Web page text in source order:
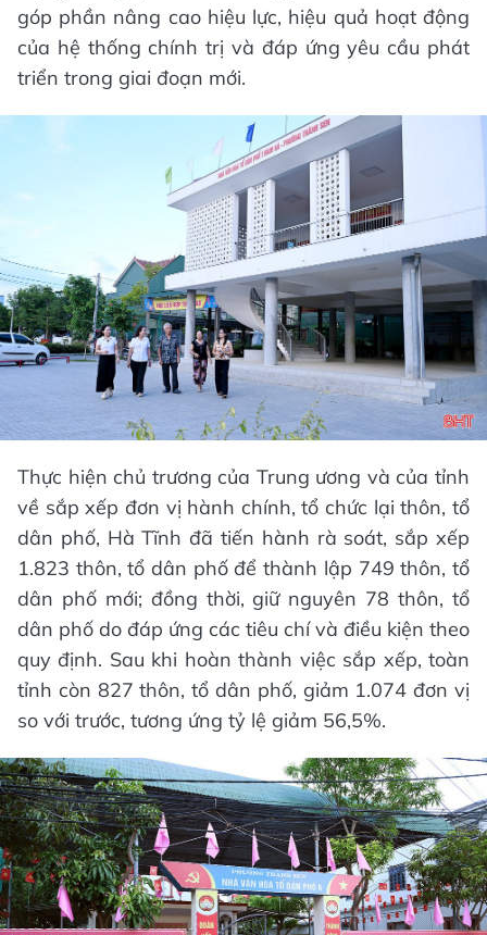
góp phần nâng cao hiệu lực, hiệu quả hoạt động
của hệ thống chính trị và đáp ứng yêu cầu phát
triển trong giai đoạn mới.
Thực hiện chủ trương của Trung ương và của tỉnh
về sắp xếp đơn vị hành chính, tổ chức lại thôn, tổ
dân phố, Hà Tĩnh đã tiến hành rà soát, sắp xếp
1.823 thôn, tổ dân phố để thành lập 749 thôn, tổ
dân phố mới; đồng thời, giữ nguyên 78 thôn, tổ
dân phố do đáp ứng các tiêu chí và điều kiện theo
quy định. Sau khi hoàn thành việc sắp xếp, toàn
tỉnh còn 827 thôn, tổ dân phố, giảm 1.074 đơn vị
so với trước, tương ứng tỷ lệ giảm 56,5%.